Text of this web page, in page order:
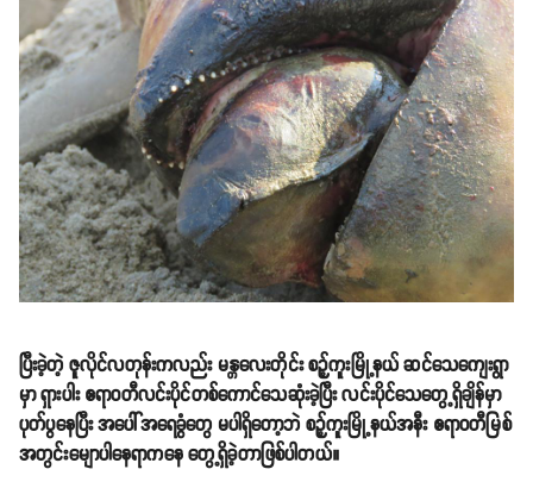
ပြီးခဲ့တဲ့ ဇူလိုင်လတုန်းကလည်း မန္တလေးတိုင်း စဉ့်ကူးမြို့နယ် ဆင်သေကျေးရွာ
မှာ ရှားပါး ဧရာဝတီလင်းပိုင်တစ်ကောင်သေဆုံးခဲ့ပြီး လင်းပိုင်သေတွေ့ရှိချိန်မှာ
ပုတ်ပွနေပြီး အပေါ်အရေခွံတွေ မပါရှိတော့ဘဲ စဉ့်ကူးမြို့နယ်အနီး ဧရာဝတီမြစ်
အတွင်းမျောပါနေရာကနေ တွေ့ရှိခဲ့တာဖြစ်ပါတယ်။